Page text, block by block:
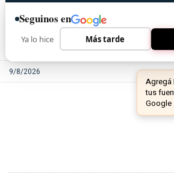
9/8/2026
Seguinos en
Ya lo hice Más tarde